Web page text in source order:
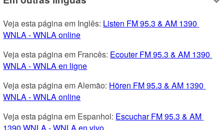
Veja esta página em Inglês: Listen FM 95.3 & AM 1390
WNLA - WNLA online
Veja esta página em Francês: Ecouter FM 95.3 & AM 1390
WNLA - WNLA en ligne
Veja esta página em Alemão: Hören FM 95.3 & AM 1390
WNLA - WNLA online
Veja esta página em Espanhol: Escuchar FM 95.3 & AM
1390 WNLA - WNLA en vivo